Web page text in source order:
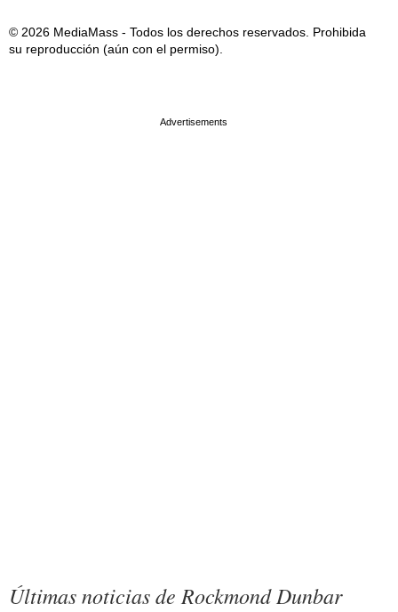
© 2026 MediaMass - Todos los derechos reservados. Prohibida
su reproducción (aún con el permiso).
Últimas noticias de Rockmond Dunbar